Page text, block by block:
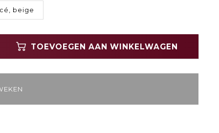
beige
TOEVOEGEN AAN WINKELWAGEN